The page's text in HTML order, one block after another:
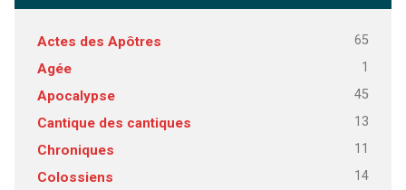
Actes des Apôtres 65
Agée 1
Apocalypse 45
Cantique des cantiques 13
Chroniques 11
Colossiens 14